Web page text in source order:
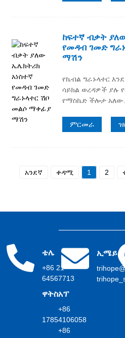
ከፍተኛ ብቃት
የመዳብ ገመድ
ማሽን
የኬብል ግራኑላተር
ሳይክል ወረዳዎች ያሉ
የማስኬድ ችሎታ
ምርመራ
አንደኛ ቀዳሚ 1 2
ቴሌ
+86 21
64567713
ዋትስአፕ
+86
17854106058
+86
ኢሜይል